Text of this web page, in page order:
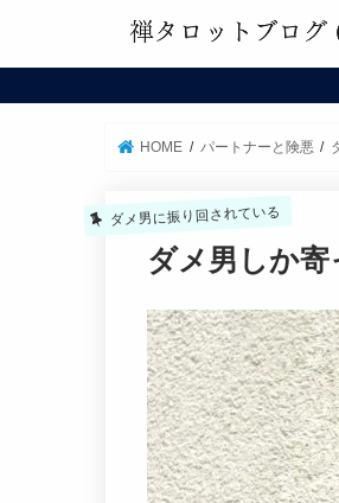
HOME パートナーと険悪
ダメ男に振り回されている
ダメ男しか